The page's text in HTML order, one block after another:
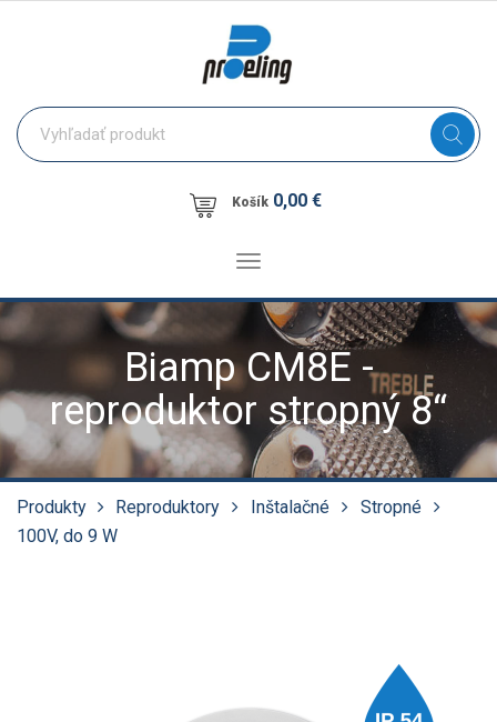
Košík 0,00 €
Toggle
Biamp CM8E -
reproduktor stropný 8“
Produkty Reproduktory Inštalačné
Stropné
100V, do 9 W